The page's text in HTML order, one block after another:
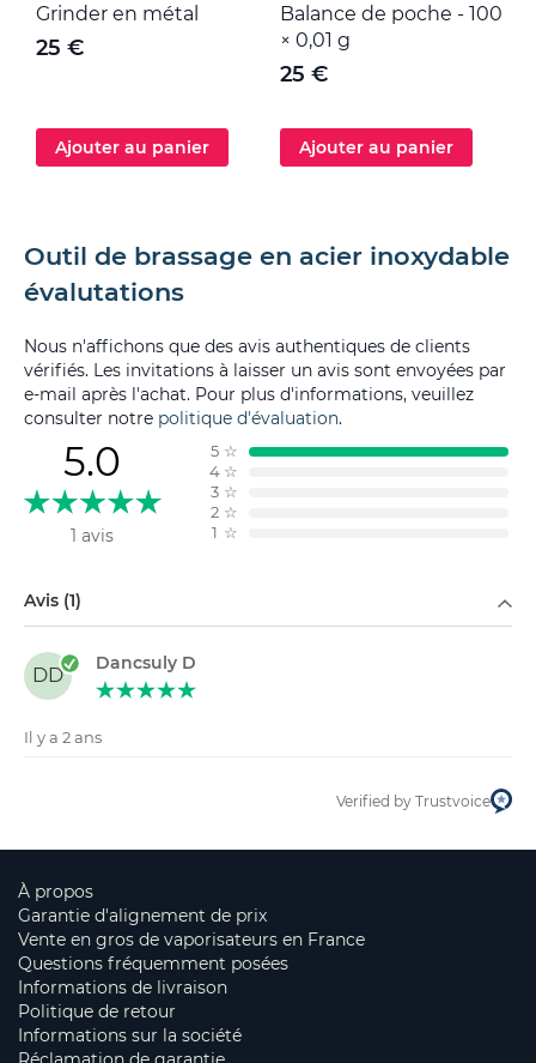
Grinder en métal
25 €
Ajouter au panier
Balance de poche - 100
× 0,01 g
25 €
Ajouter au panier
Outil de brassage en acier inoxydable
évalutations
Nous n'affichons que des avis authentiques de clients
vérifiés. Les invitations à laisser un avis sont envoyées par
e-mail après l'achat. Pour plus d'informations, veuillez
consulter notre politique d'évaluation.
5.0
1 avis
5 ☆
4 ☆
3 ☆
2 ☆
1 ☆
Avis (1)
DD
Dancsuly D
Il y a 2 ans
Verified by Trustvoice
À propos
Garantie d'alignement de prix
Vente en gros de vaporisateurs en France
Questions fréquemment posées
Informations de livraison
Politique de retour
Informations sur la société